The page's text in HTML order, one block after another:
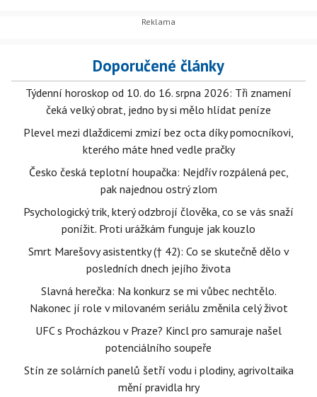
Doporučené články
Týdenní horoskop od 10. do 16. srpna 2026: Tři znamení
čeká velký obrat, jedno by si mělo hlídat peníze
Plevel mezi dlaždicemi zmizí bez octa díky pomocníkovi,
kterého máte hned vedle pračky
Česko česká teplotní houpačka: Nejdřív rozpálená pec,
pak najednou ostrý zlom
Psychologický trik, který odzbrojí člověka, co se vás snaží
ponížit. Proti urážkám funguje jak kouzlo
Smrt Marešovy asistentky († 42): Co se skutečně dělo v
posledních dnech jejího života
Slavná herečka: Na konkurz se mi vůbec nechtělo.
Nakonec jí role v milovaném seriálu změnila celý život
UFC s Procházkou v Praze? Kincl pro samuraje našel
potenciálního soupeře
Stín ze solárních panelů šetří vodu i plodiny, agrivoltaika
mění pravidla hry